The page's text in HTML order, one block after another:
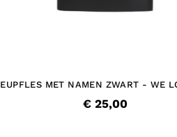
MET NAMEN ZWART - WE
€ 25,00